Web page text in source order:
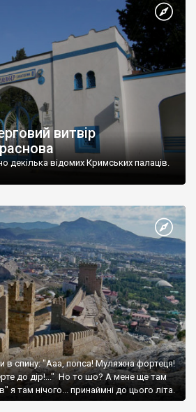
витвір
декілька відомих Кримських палаців.
в спину: "Ааа, попса! Муляжна фортеця!
до дір!..." Но то шо? А мене ще там
я там нічого... принаймні до цього літа.